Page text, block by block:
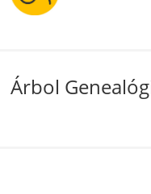
Árbol